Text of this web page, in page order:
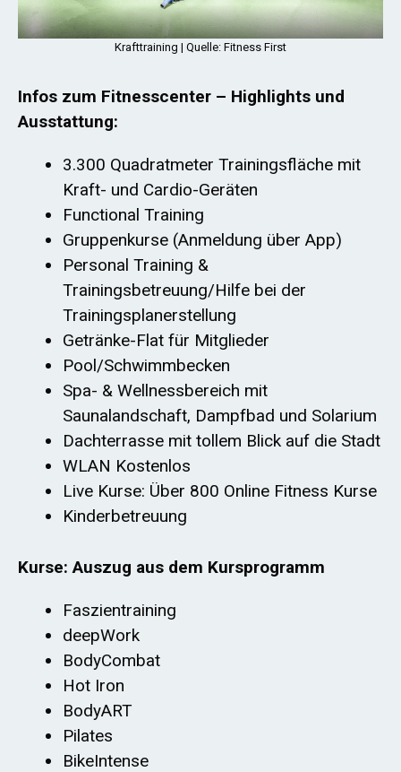
Krafttraining | Quelle: Fitness First
Infos zum Fitnesscenter – Highlights und
Ausstattung:
3.300 Quadratmeter Trainingsfläche mit
Kraft- und Cardio-Geräten
Functional Training
Gruppenkurse (Anmeldung über App)
Personal Training &
Trainingsbetreuung/Hilfe bei der
Trainingsplanerstellung
Getränke-Flat für Mitglieder
Pool/Schwimmbecken
Spa- & Wellnessbereich mit
Saunalandschaft, Dampfbad und Solarium
Dachterrasse mit tollem Blick auf die Stadt
WLAN Kostenlos
Live Kurse: Über 800 Online Fitness Kurse
Kinderbetreuung
Kurse: Auszug aus dem Kursprogramm
Faszientraining
deepWork
BodyCombat
Hot Iron
BodyART
Pilates
BikeIntense